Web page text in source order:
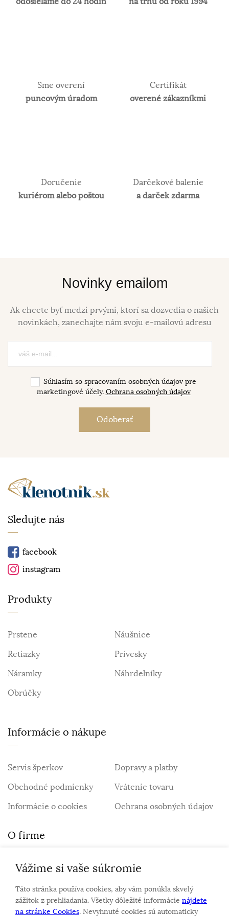
Sme overení
puncovým úradom
Certifikát
overené zákazníkmi
Doručenie
kuriérom alebo poštou
Darčekové balenie
a darček zdarma
Novinky emailom
Ak chcete byť medzi prvými, ktorí sa dozvedia o našich
novinkách, zanechajte nám svoju e-mailovú adresu
Súhlasím so spracovaním osobných údajov pre
marketingové účely. Ochrana osobných údajov
Sledujte nás
facebook
instagram
Produkty
Prstene
Náušnice
Retiazky
Prívesky
Náramky
Náhrdelníky
Obrúčky
Informácie o nákupe
Servis šperkov
Dopravy a platby
Obchodné podmienky
Vrátenie tovaru
Informácie o cookies
Ochrana osobných údajov
O firme
Personalizovaný šperk
O nás
Kontakt
Vážime si vaše súkromie
Táto stránka používa cookies, aby vám ponúkla skvelý
zážitok z prehliadania. Všetky dôležité informácie nájdete
na stránke Cookies. Nevyhnuté cookies sú automaticky